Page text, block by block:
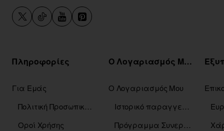
Πληροφορίες
Για Εμάς
Πολιτική Προσωπικών Δεδομένων
Οροί Χρήσης
Ο Λογαριασμός Μου
Ο Λογαριασμός Μου
Ιστορικό παραγγελιών
Πρόγραμμα Συνεργατών